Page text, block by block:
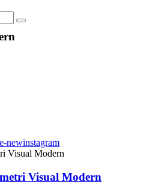
newinstagram
Visual Modern